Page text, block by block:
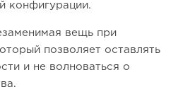
конфигурации.
вещь при
позволяет оставлять
и не волноваться о